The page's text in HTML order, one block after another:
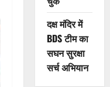
दक्ष मंदिर में
BDS टीम का
सघन सुरक्षा
सर्च अभियान